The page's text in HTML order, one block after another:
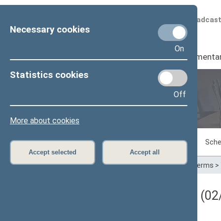
Necessary cookies
On
Statistics cookies
Off
More about cookies
Accept selected Accept all
Scheduled
Seimas I
Sitting in progress Plenary sittings
Home>Plenary sittings>Parliamentary terms >
Darbotvarkės klausimas